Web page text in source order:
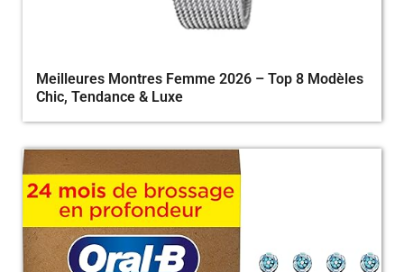
Meilleures Montres Femme 2026 – Top 8 Modèles
Chic, Tendance & Luxe